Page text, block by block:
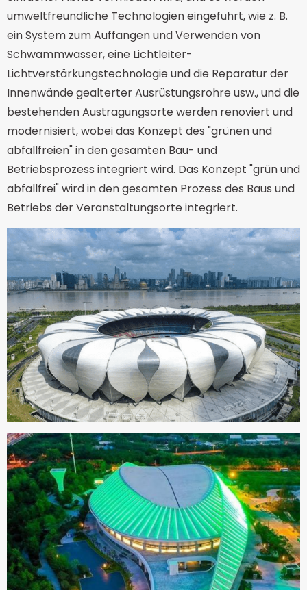
umweltfreundliche Technologien eingeführt, wie z. B.
ein System zum Auffangen und Verwenden von
Schwammwasser, eine Lichtleiter-
Lichtverstärkungstechnologie und die Reparatur der
Innenwände gealterter Ausrüstungsrohre usw., und die
bestehenden Austragungsorte werden renoviert und
modernisiert, wobei das Konzept des "grünen und
abfallfreien" in den gesamten Bau- und
Betriebsprozess integriert wird. Das Konzept "grün und
abfallfrei" wird in den gesamten Prozess des Baus und
Betriebs der Veranstaltungsorte integriert.